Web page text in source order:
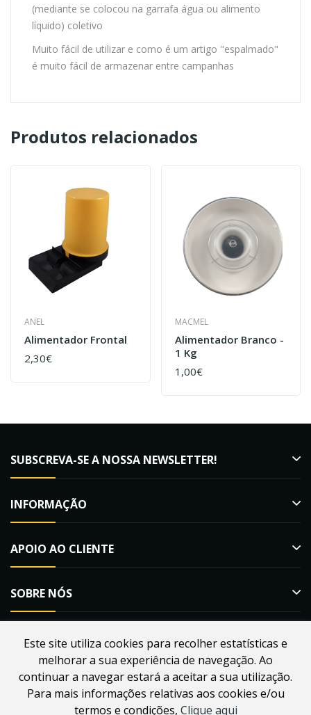
(mediante se colocou na garrafa água ou alimento
líquido) coletivo
Muito fácil de utilizar e como é um artigo "espalmado"
é muito fácil de armazenar entre campanhas
Este site utiliza cookies para recolher estatísticas e
melhorar a sua experiência de navegação. Ao
continuar a navegar estará a aceitar a sua utilização.
Para mais informações relativas aos cookies e/ou
termos e condições, Clique aqui
Produtos relacionados
ANEL
Alimentador Frontal
2,30€
MACMEL
Alimentador Branco -
1 Kg
1,00€
SUBSCREVA-SE A NOSSA NEWSLETTER!
INFORMAÇÃO
APOIO AO CLIENTE
SOBRE NÓS
Desenvolvido porWebdouro. Loja Online para Apicultores |
MacMel Apicultura © 2026